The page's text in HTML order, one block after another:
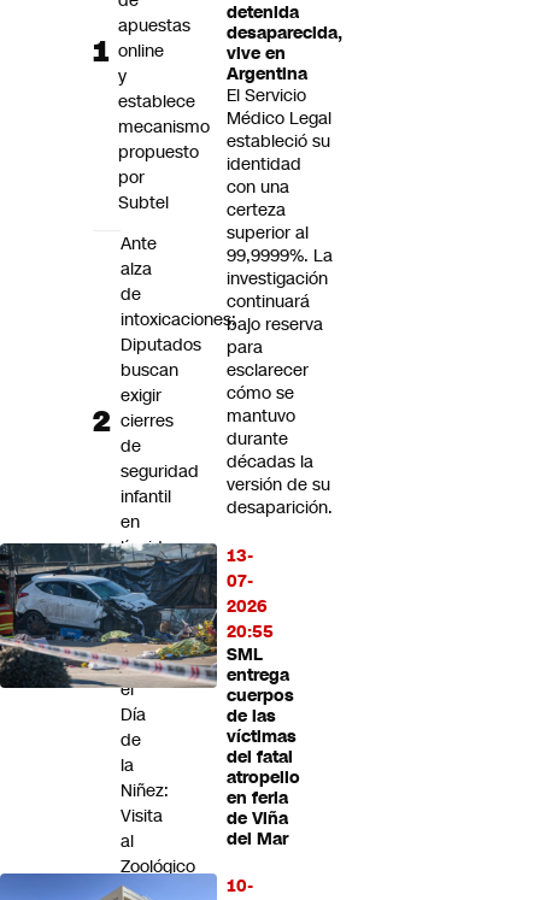
CNN tiempo
Futuro 360
detenida
desaparecida,
vive en
Argentina
El Servicio
Médico Legal
estableció su
identidad
con una
certeza
superior al
99,9999%. La
investigación
continuará
bajo reserva
para
esclarecer
cómo se
mantuvo
durante
décadas la
versión de su
desaparición.
13-
07-
2026
20:55
SML
entrega
cuerpos
de las
víctimas
del fatal
atropello
en feria
de Viña
del Mar
10-
apuestas
online
y
establece
mecanismo
propuesto
por
Subtel
Ante
alza
de
intoxicaciones:
Diputados
buscan
exigir
cierres
de
seguridad
infantil
en
líquidos
de
vapeo
Panoramas
por
el
Día
de
la
Niñez:
Visita
al
Zoológico
Nacional